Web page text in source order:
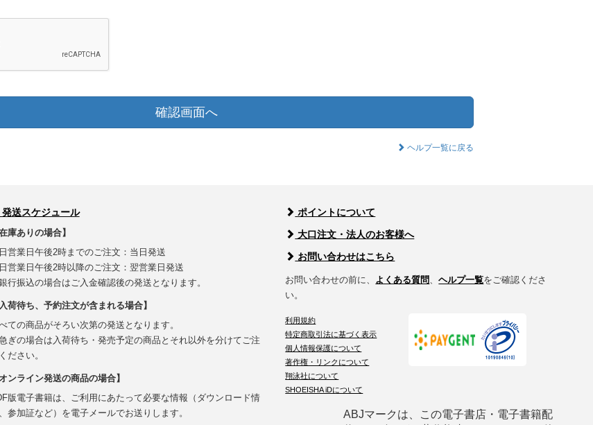
確認画面へ
ヘルプ一覧に戻る
発送スケジュール
在庫ありの場合】
営業日午後2時までのご注文：当日発送
営業日午後2時以降のご注文：翌営業日発送
行振込の場合はご入金確認後の発送となります。
入荷待ち、予約注文が含まれる場合】
ての商品がそろい次第の発送となります。
ぎの場合は入荷待ち・発売予定の商品とそれ以外を分けてご注
ださい。
オンライン発送の商品の場合】
版電子書籍は、ご利用にあたって必要な情報（ダウンロード情
参加証など）を電子メールでお送りします。
ポイントについて
大口注文・法人のお客様へ
お問い合わせはこちら
お問い合わせの前に、 よくある質問、ヘルプ一覧をご確認くださ
い。
利用規約
特定商取引法に基づく表示
個人情報保護について
著作権・リンクについて
翔泳社について
SHOEISHA iDについて
ABJマークは、この電子書店・電子書籍配